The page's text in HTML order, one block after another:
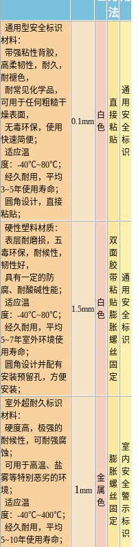
法
通用型安全标识
材料：
带强粘性背胶，
高柔韧性，耐久，
耐褪色，
耐常见化学品，
可用于任何粗糙干
燥表面，
无毒环保，使用
快速简便；
适应温
度：-40℃~80℃；
经久耐用，平均
3~5年使用寿命；
圆角设计，直接
粘贴；
0.1mm
白
色
直
接
粘
贴
通
用
安
全
标
识
硬性塑料材质：
表层耐磨损，五
毒环保，耐候性，
韧性好，
具有一定的防
腐、耐酸碱性能；
适应温
度：-40℃~80℃；
经久耐用，平均
5~7年室外环境使
用寿命；
圆角设计并配有
安装预留孔，方便
安装；
1.5mm
白
色
双
面
胶
带
粘
贴
膨
胀
螺
丝
固
定
通
用
安
全
标
识
室外超耐久标识
材料：
硬度高，极强的
耐候性，可耐强腐
蚀；
可用于高温、盐
雾等特别恶劣的环
境；
适应温
度：-40℃~400℃；
经久耐用，平均
5~10年使用寿命；
1 mm
金
属
色
膨
胀
螺
丝
固
定
室
内
安
全
警
示
标
识